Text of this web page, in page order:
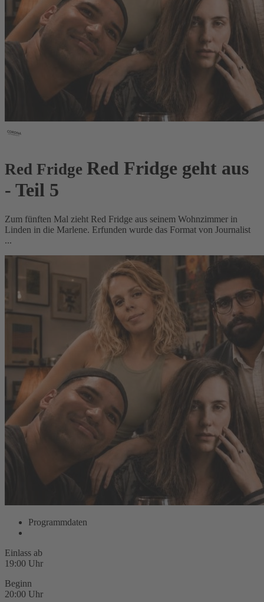
Red Fridge Red Fridge geht aus
- Teil 5
Zum fünften Mal zieht Red Fridge aus seinem Wohnzimmer in
Linden in die Marlene. Erfunden wurde das Format von Journalist
...
Programmdaten
Einlass ab
19:00 Uhr
Beginn
20:00 Uhr